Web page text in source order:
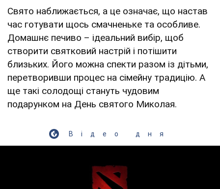
Свято наближається, а це означає, що настав
час готувати щось смачненьке та особливе.
Домашнє печиво – ідеальний вибір, щоб
створити святковий настрій і потішити
близьких. Його можна спекти разом із дітьми,
перетворивши процес на сімейну традицію. А
ще такі солодощі стануть чудовим
подарунком на День святого Миколая.
Відео дня